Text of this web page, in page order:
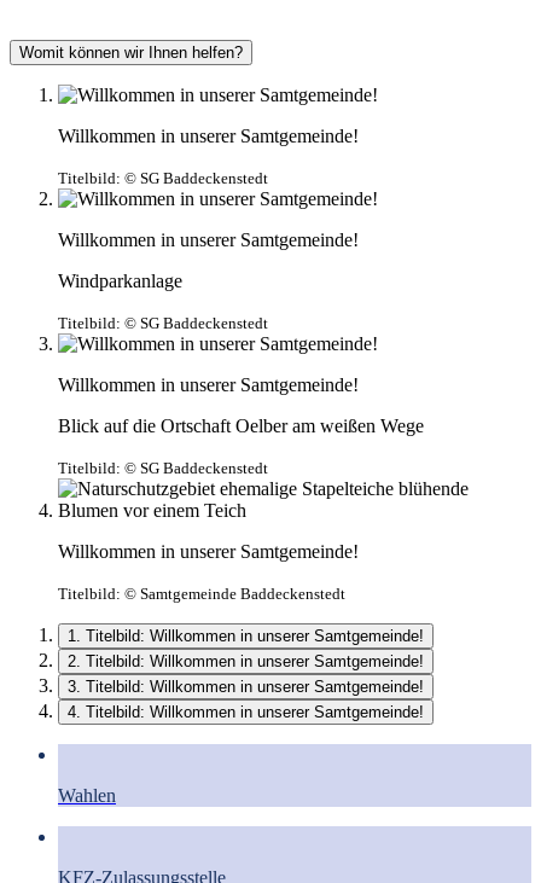
Womit können wir Ihnen helfen?
Willkommen in unserer Samtgemeinde!
Titelbild: © SG Baddeckenstedt
Willkommen in unserer Samtgemeinde!
Windparkanlage
Titelbild: © SG Baddeckenstedt
Willkommen in unserer Samtgemeinde!
Blick auf die Ortschaft Oelber am weißen Wege
Titelbild: © SG Baddeckenstedt
Willkommen in unserer Samtgemeinde!
Titelbild: © Samtgemeinde Baddeckenstedt
1. Titelbild: Willkommen in unserer Samtgemeinde!
2. Titelbild: Willkommen in unserer Samtgemeinde!
3. Titelbild: Willkommen in unserer Samtgemeinde!
4. Titelbild: Willkommen in unserer Samtgemeinde!
Wahlen
KFZ-Zulassungsstelle